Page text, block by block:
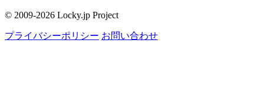
© 2009-2026 Locky.jp Project
プライバシーポリシー お問い合わせ